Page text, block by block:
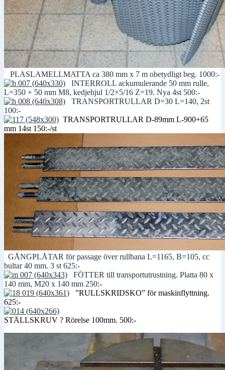
PLASLAMELLMATTA ca 380 mm x 7 m obetydligt beg. 1000:-
INTERROLL ackumulerande 50 mm rulle,
L=350 + 50 mm M8, kedjehjul 1/2×5/16 Z=19. Nya 4st 500:-
TRANSPORTRULLAR D=30 L=140, 2st
100:-
TRANSPORTRULLAR D-89mm L-900+65
mm 14st 150:-/st
GÅNGPLÅTAR för passage över rullbana L=1165, B=105, cc
bultar 40 mm. 3 st 625:-
FÖTTER till transportutrustning. Platta 80 x
140 mm, M20 x 140 mm 250:-
”RULLSKRIDSKO” för maskinflyttning.
625:-
STÄLLSKRUV ? Rörelse 100mm. 500:-